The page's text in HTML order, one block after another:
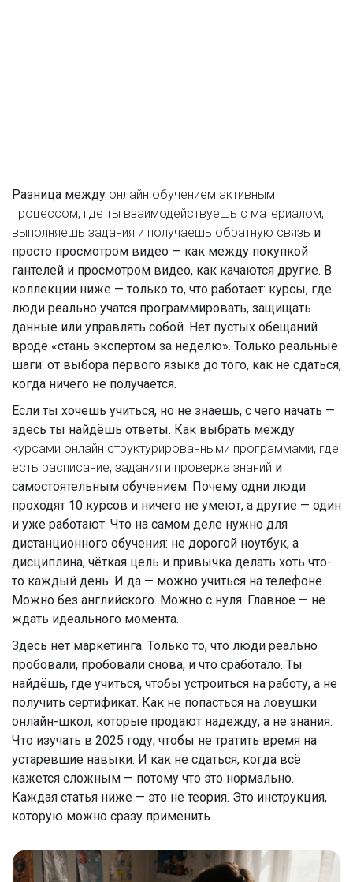
Разница между онлайн обучением активным
процессом, где ты взаимодействуешь с материалом,
выполняешь задания и получаешь обратную связь и
просто просмотром видео — как между покупкой
гантелей и просмотром видео, как качаются другие. В
коллекции ниже — только то, что работает: курсы, где
люди реально учатся программировать, защищать
данные или управлять собой. Нет пустых обещаний
вроде «стань экспертом за неделю». Только реальные
шаги: от выбора первого языка до того, как не сдаться,
когда ничего не получается.
Если ты хочешь учиться, но не знаешь, с чего начать —
здесь ты найдёшь ответы. Как выбрать между
курсами онлайн структурированными программами, где
есть расписание, задания и проверка знаний и
самостоятельным обучением. Почему одни люди
проходят 10 курсов и ничего не умеют, а другие — один
и уже работают. Что на самом деле нужно для
дистанционного обучения: не дорогой ноутбук, а
дисциплина, чёткая цель и привычка делать хоть что-
то каждый день. И да — можно учиться на телефоне.
Можно без английского. Можно с нуля. Главное — не
ждать идеального момента.
Здесь нет маркетинга. Только то, что люди реально
пробовали, пробовали снова, и что сработало. Ты
найдёшь, где учиться, чтобы устроиться на работу, а не
получить сертификат. Как не попасться на ловушки
онлайн-школ, которые продают надежду, а не знания.
Что изучать в 2025 году, чтобы не тратить время на
устаревшие навыки. И как не сдаться, когда всё
кажется сложным — потому что это нормально.
Каждая статья ниже — это не теория. Это инструкция,
которую можно сразу применить.